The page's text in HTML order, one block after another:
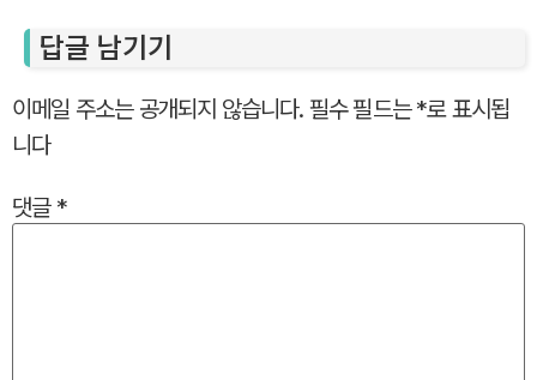
답글 남기기
이메일 주소는 공개되지 않습니다. 필수 필드는*로 표시됩
니다
댓글 *